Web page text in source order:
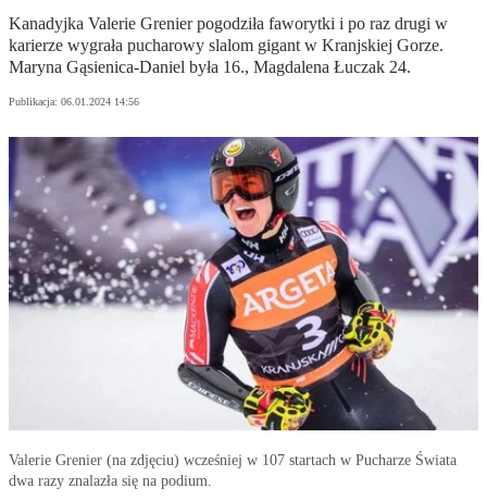
Kanadyjka Valerie Grenier pogodziła faworytki i po raz drugi w
karierze wygrała pucharowy slalom gigant w Kranjskiej Gorze.
Maryna Gąsienica-Daniel była 16., Magdalena Łuczak 24.
Publikacja: 06.01.2024 14:56
Valerie Grenier (na zdjęciu) wcześniej w 107 startach w Pucharze Świata
dwa razy znalazła się na podium.